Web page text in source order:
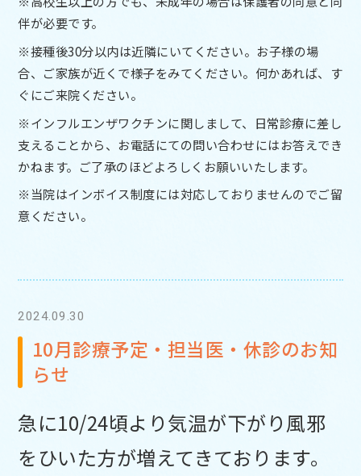
伴が必要です。
※接種後30分以内は近隣にいてください。お子様の場
合、ご家族が近くで様子をみてください。何かあれば、す
ぐにご来院ください。
※インフルエンザワクチンに関しまして、日常診療に差し
支えることから、お電話にての問い合わせにはお答えでき
かねます。ご了承のほどよろしくお願いいたします。
※当院はインボイス制度には対応しておりませんのでご留
意ください。
2024.09.30
10月診療予定・担当医・休診のお知
らせ
急に10/24頃より気温が下がり風邪
をひいた方が増えてきております。